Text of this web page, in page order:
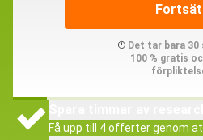
Det tar bara 30
100 % gratis
Få upp till 4 offerter genom